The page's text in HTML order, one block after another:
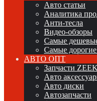
Авто статьи
Аналитика
Анти-тесла
Видео-обзоры
Самые
Самые
АВТО ОПТ
Запчасти
Авто
Авто диски
Автозапчасти